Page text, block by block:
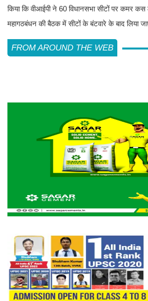
किया कि वीआईपी ने 60 विधानसभा सीटों पर कमर कस
महागठबंधन की बैठक में सीटों के बंटवारे के बाद लिया
FROM AROUND THE WEB